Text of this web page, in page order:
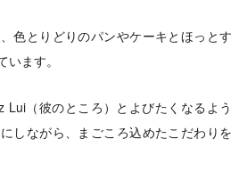
色とりどりのパンやケーキとほっとす
ます。
Lui（彼のところ）とよびたくなるよう
しながら、まごころ込めたこだわりを